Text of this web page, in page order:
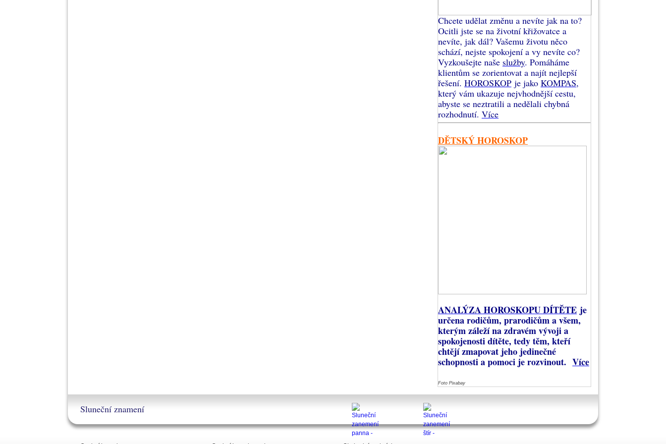
Chcete udělat změnu a nevíte jak na to?
Ocitli jste se na životní křižovatce a
nevíte, jak dál? Vašemu životu něco
schází, nejste spokojení a vy nevíte co?
Vyzkoušejte naše služby. Pomáháme
klientům se zorientovat a najít nejlepší
řešení. HOROSKOP je jako KOMPAS,
který vám ukazuje nejvhodnější cestu,
abyste se neztratili a nedělali chybná
rozhodnutí. Více
DĚTSKÝ HOROSKOP
ANALÝZA HOROSKOPU DÍTĚTE je
určena rodičům, prarodičům a všem,
kterým záleží na zdravém vývoji a
spokojenosti dítěte, tedy těm, kteří
chtějí zmapovat jeho jedinečné
schopnosti a pomoci je rozvinout. Více
Foto Pixabay
Sluneční znamení